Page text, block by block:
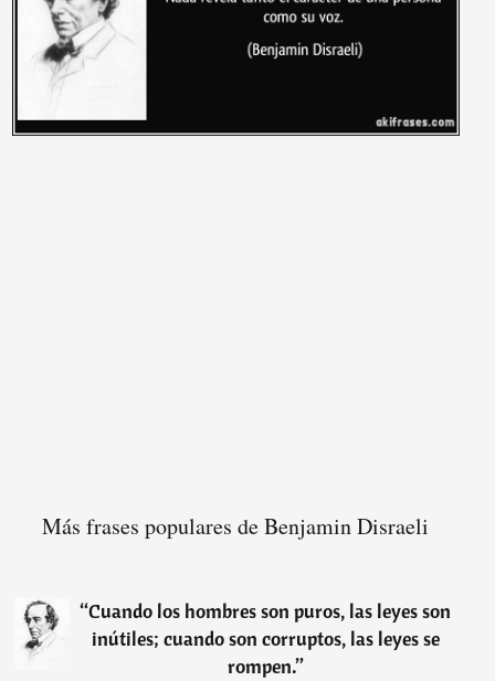
Más frases populares de Benjamin Disraeli
“Cuando los hombres son puros, las leyes son
inútiles; cuando son corruptos, las leyes se
rompen.”